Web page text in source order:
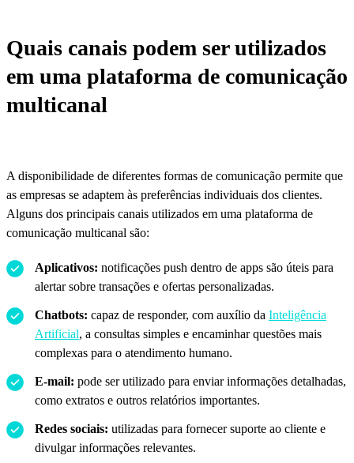
Quais canais podem ser utilizados
em uma plataforma de comunicação
multicanal
A disponibilidade de diferentes formas de comunicação permite que
as empresas se adaptem às preferências individuais dos clientes.
Alguns dos principais canais utilizados em uma plataforma de
comunicação multicanal são:
Aplicativos: notificações push dentro de apps são úteis para
alertar sobre transações e ofertas personalizadas.
Chatbots: capaz de responder, com auxílio da Inteligência
Artificial, a consultas simples e encaminhar questões mais
complexas para o atendimento humano.
E-mail: pode ser utilizado para enviar informações detalhadas,
como extratos e outros relatórios importantes.
Redes sociais: utilizadas para fornecer suporte ao cliente e
divulgar informações relevantes.